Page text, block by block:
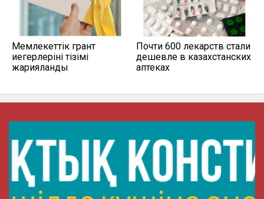
Мемлекеттік грант
иегерлерінің тізімі
жарияланды
Почти 600 лекарств стали
дешевле в казахстанских
аптеках